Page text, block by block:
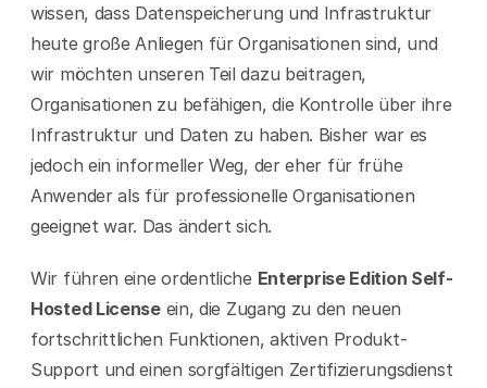
wissen, dass Datenspeicherung und Infrastruktur
heute große Anliegen für Organisationen sind, und
wir möchten unseren Teil dazu beitragen,
Organisationen zu befähigen, die Kontrolle über ihre
Infrastruktur und Daten zu haben. Bisher war es
jedoch ein informeller Weg, der eher für frühe
Anwender als für professionelle Organisationen
geeignet war. Das ändert sich.
Wir führen eine ordentliche Enterprise Edition Self-
Hosted License ein, die Zugang zu den neuen
fortschrittlichen Funktionen, aktiven Produkt-
Support und einen sorgfältigen Zertifizierungsdienst